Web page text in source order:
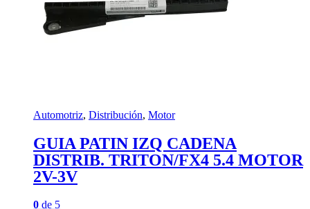
Automotriz, Distribución, Motor
GUIA PATIN IZQ CADENA
DISTRIB. TRITON/FX4 5.4 MOTOR
2V-3V
0 de 5